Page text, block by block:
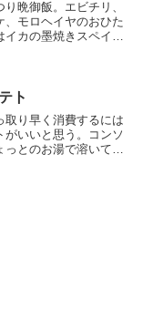
晩御飯。エビチリ、
、モロヘイヤのおひた
カの墨焼きスペイン
ンとト...
ト
取り早く消費するには
がいいと思う。コンソ
とのお湯で溶いて仕